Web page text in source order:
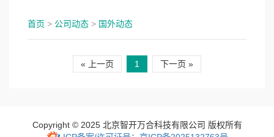
国内动态
首页 > 公司动态 > 国外动态
« 上一页 1 下一页 »
Copyright © 2025 北京智开万合科技有限公司 版权所有